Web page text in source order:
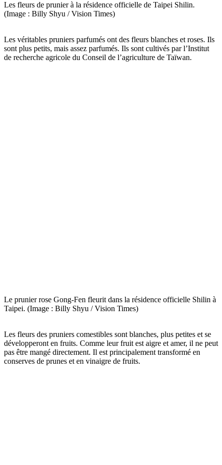
Les fleurs de prunier à la résidence officielle de Taipei Shilin.
(Image : Billy Shyu / Vision Times)
Les véritables pruniers parfumés ont des fleurs blanches et roses. Ils
sont plus petits, mais assez parfumés. Ils sont cultivés par l’Institut
de recherche agricole du Conseil de l’agriculture de Taïwan.
Le prunier rose Gong-Fen fleurit dans la résidence officielle Shilin à
Taipei. (Image : Billy Shyu / Vision Times)
Les fleurs des pruniers comestibles sont blanches, plus petites et se
développeront en fruits. Comme leur fruit est aigre et amer, il ne peut
pas être mangé directement. Il est principalement transformé en
conserves de prunes et en vinaigre de fruits.